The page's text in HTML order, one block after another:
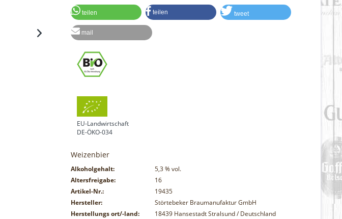
teilen teilen tweet
mail
EU-Landwirtschaft
DE-ÖKO-034
Weizenbier
Alkoholgehalt: 5,3% vol.
Altersfreigabe:
16
Artikel-Nr.:
19435
Hersteller:
Störtebeker Braumanufaktur GmbH
Herstellungs ort/-land:
18439 Hansestadt Stralsund / Deutschland